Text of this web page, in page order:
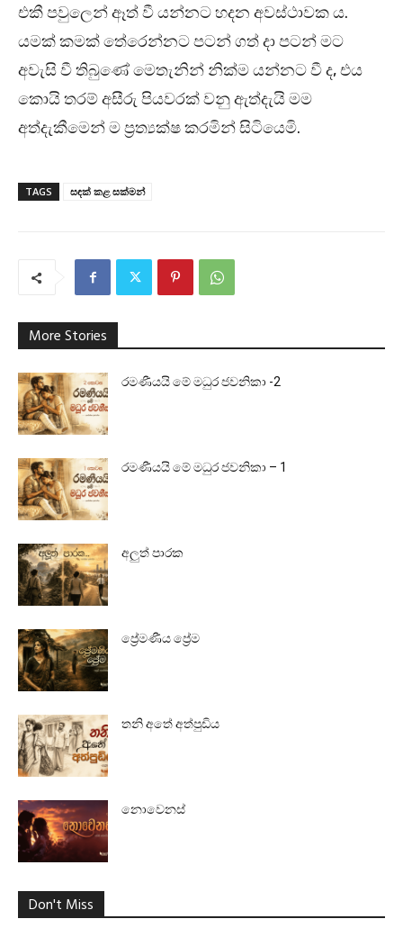
එකී පවුලෙන් ඈත් වී යන්නට හදන අවස්ථාවක ය.
යමක් කමක් තේරෙන්නට පටන් ගත් දා පටන් මට
අවැසි වී තිබුණේ මෙතැනින් නික්ම යන්නට වී ද, එය
කොයි තරම් අසීරු පියවරක් වනු ඇත්දැයි මම
අත්දැකීමෙන් ම ප්‍රත්‍යක්ෂ කරමින් සිටියෙමි.
TAGS සඳක් කළ සක්මන්
More Stories
රමණීයයි මේ මධුර ජවනිකා -2
රමණීයයි මේ මධුර ජවනිකා – 1
අලුත් පාරක
ප්‍රේමණීය ප්‍රේම
තනි අතේ අත්පුඩිය
නොවෙනස්
Don't Miss